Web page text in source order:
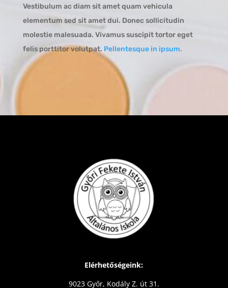
Vestibulum ac diam sit amet quam vehicula
elementum sed sit amet dui. Donec sollicitudin
molestie malesuada. Vivamus suscipit tortor eget
felis porttitor volutpat. Pellentesque in ipsum.
Elérhetőségeink:
9023 Győr, Kodály Z. út 31.